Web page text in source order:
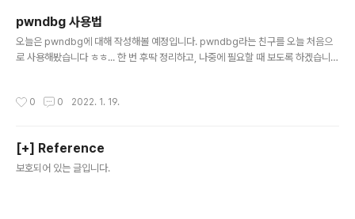
pwndbg 사용법
오늘은 pwndbg에 대해 작성해볼 예정입니다. pwndbg라는 친구를 오늘 처음으
로 사용해봤습니다 ㅎㅎ... 한 번 후딱 정리하고, 나중에 필요할 때 보도록 하겠습니
gdb 명령어 실행될 때, 어떻게 할지 만드는 스크립트. ② 해당 파일을 볼 수 있는 명
사용하고 싶을 때 쓰는 명령어 : rm -f ~/.gdbinit 3...
0 0 2022. 1. 19.
[+] Reference
보호되어 있는 글입니다.